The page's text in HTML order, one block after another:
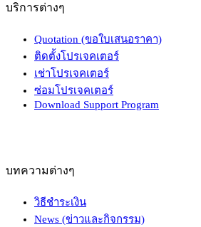
บริการต่างๆ
Quotation (ขอใบเสนอราคา)
ติดตั้งโปรเจคเตอร์
เช่าโปรเจคเตอร์
ซ่อมโปรเจคเตอร์
Download Support Program
บทความต่างๆ
วิธีชำระเงิน
News (ข่าวและกิจกรรม)